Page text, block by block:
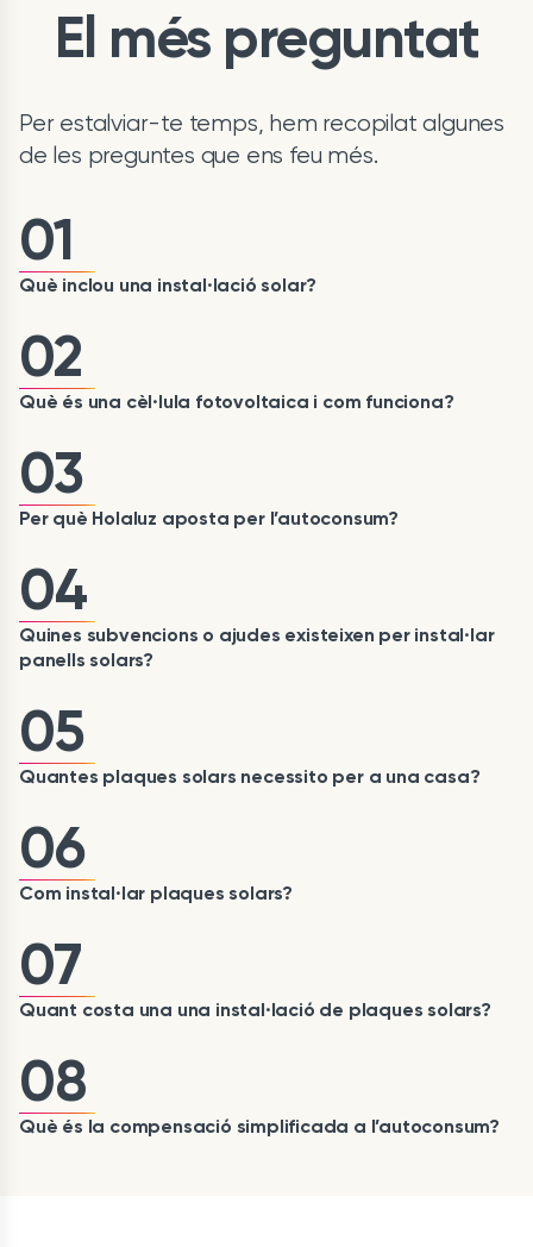
El més preguntat
Per estalviar-te temps, hem recopilat algunes
de les preguntes que ens feu més.
01
Què inclou una instal·lació solar?
02
Què és una cèl·lula fotovoltaica i com funciona?
03
Per què Holaluz aposta per l’autoconsum?
04
Quines subvencions o ajudes existeixen per instal·lar
panells solars?
05
Quantes plaques solars necessito per a una casa?
06
Com instal·lar plaques solars?
07
Quant costa una una instal·lació de plaques solars?
08
Què és la compensació simplificada a l’autoconsum?